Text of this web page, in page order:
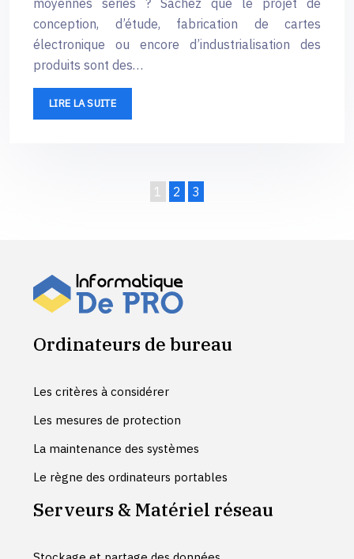
conception, d’étude, fabrication de cartes
électronique ou encore d’industrialisation des
produits sont des…
LIRE LA SUITE
1 2 3
Ordinateurs de bureau
Les critères à considérer
Les mesures de protection
La maintenance des systèmes
Le règne des ordinateurs portables
Serveurs & Matériel réseau